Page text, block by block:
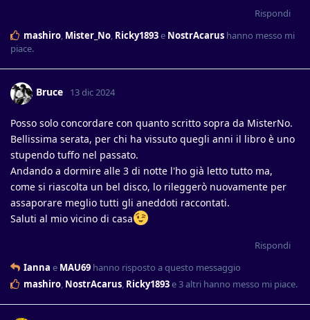
Rispondi
mashiro Mister_No Ricky1893e NostrAcarus hanno messo mi
piace.
Bruce 13 dic 2024
Posso solo concordare con quanto scritto sopra da MisterNo.
Bellissima serata, per chi ha vissuto quegli anni il libro è uno
stupendo tuffo nel passato.
Andando a dormire alle 3 di notte l'ho già letto tutto ma,
come si riascolta un bel disco, lo rileggerò nuovamente per
assaporare meglio tutti gli aneddoti raccontati.
Saluti al mio vicino di casa
Rispondi
Ianna e MAU69 hanno risposto a questo messaggio
mashiro NostrAcarus Ricky1893e 3altri hanno messo mi piace.